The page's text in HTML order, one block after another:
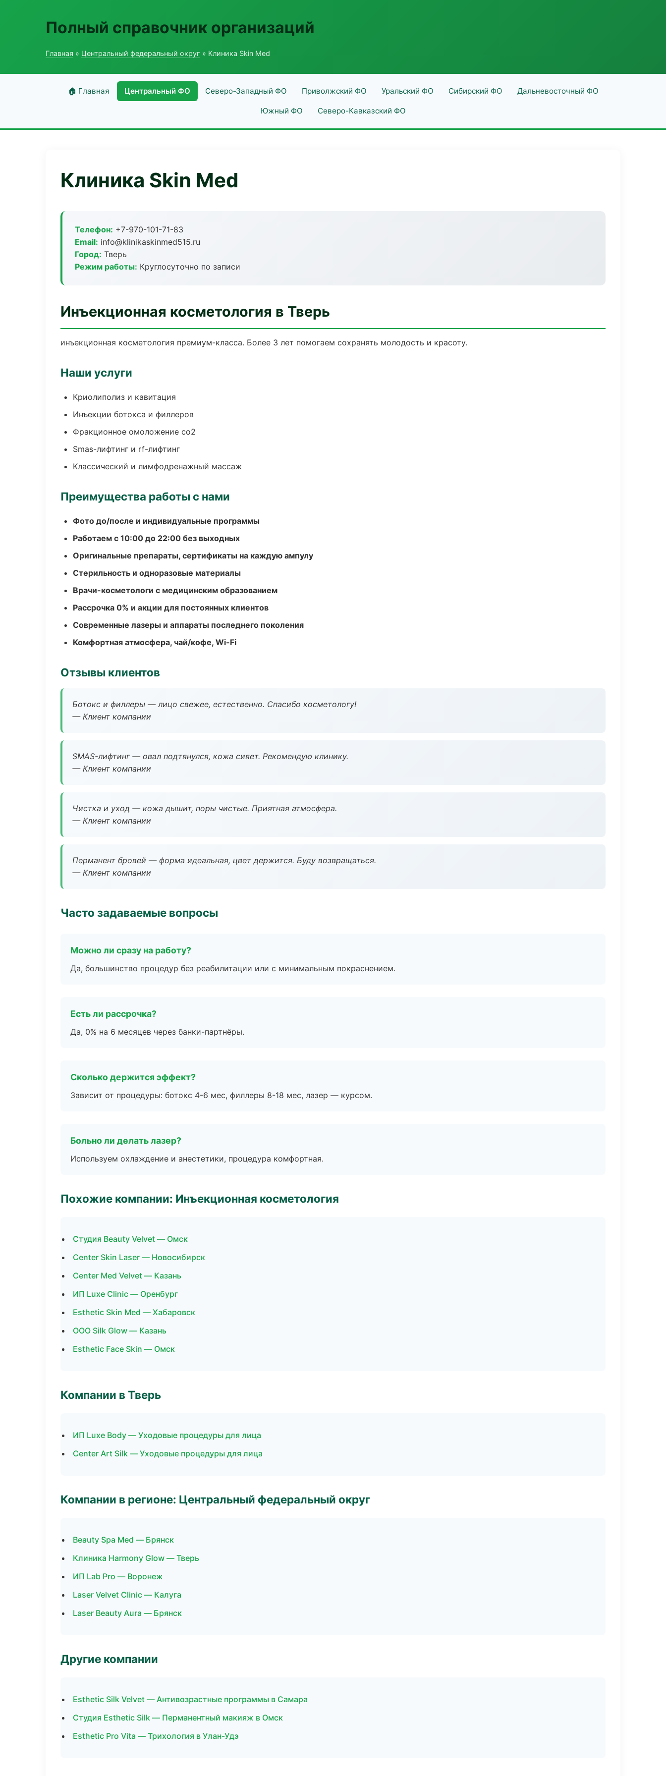
Полный справочник организаций
Главная » Центральный федеральный округ » Клиника Skin Med
🏠 Главная Центральный ФО Северо-Западный ФО Приволжский ФО Уральский ФО Сибирский ФО Дальневосточный ФО
Южный ФО Северо-Кавказский ФО
Клиника Skin Med
Телефон: +7-970-101-71-83
Email: info@klinikaskinmed515.ru
Город: Тверь
Режим работы: Круглосуточно по записи
Инъекционная косметология в Тверь
инъекционная косметология премиум-класса. Более 3 лет помогаем сохранять молодость и красоту.
Наши услуги
Криолиполиз и кавитация
Инъекции ботокса и филлеров
Фракционное омоложение co2
Smas-лифтинг и rf-лифтинг
Классический и лимфодренажный массаж
Преимущества работы с нами
Фото до/после и индивидуальные программы
Работаем с 10:00 до 22:00 без выходных
Оригинальные препараты, сертификаты на каждую ампулу
Стерильность и одноразовые материалы
Врачи-косметологи с медицинским образованием
Рассрочка 0% и акции для постоянных клиентов
Современные лазеры и аппараты последнего поколения
Комфортная атмосфера, чай/кофе, Wi-Fi
Отзывы клиентов
Ботокс и филлеры — лицо свежее, естественно. Спасибо косметологу!
— Клиент компании
SMAS-лифтинг — овал подтянулся, кожа сияет. Рекомендую клинику.
— Клиент компании
Чистка и уход — кожа дышит, поры чистые. Приятная атмосфера.
— Клиент компании
Перманент бровей — форма идеальная, цвет держится. Буду возвращаться.
— Клиент компании
Часто задаваемые вопросы
Можно ли сразу на работу?
Да, большинство процедур без реабилитации или с минимальным покраснением.
Есть ли рассрочка?
Да, 0% на 6 месяцев через банки-партнёры.
Сколько держится эффект?
Зависит от процедуры: ботокс 4-6 мес, филлеры 8-18 мес, лазер — курсом.
Больно ли делать лазер?
Используем охлаждение и анестетики, процедура комфортная.
Похожие компании: Инъекционная косметология
Студия Beauty Velvet — Омск
Center Skin Laser — Новосибирск
Center Med Velvet — Казань
ИП Luxe Clinic — Оренбург
Esthetic Skin Med — Хабаровск
ООО Silk Glow — Казань
Esthetic Face Skin — Омск
Компании в Тверь
ИП Luxe Body — Уходовые процедуры для лица
Center Art Silk — Уходовые процедуры для лица
Компании в регионе: Центральный федеральный округ
Beauty Spa Med — Брянск
Клиника Harmony Glow — Тверь
ИП Lab Pro — Воронеж
Laser Velvet Clinic — Калуга
Laser Beauty Aura — Брянск
Другие компании
Esthetic Silk Velvet — Антивозрастные программы в Самара
Студия Esthetic Silk — Перманентный макияж в Омск
Esthetic Pro Vita — Трихология в Улан-Удэ